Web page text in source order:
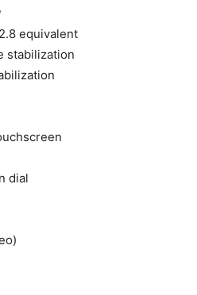
equivalent
stabilization
dial